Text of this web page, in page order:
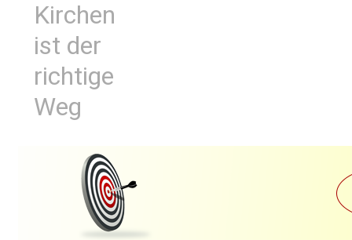
Kirchen
ist der
richtige
Weg